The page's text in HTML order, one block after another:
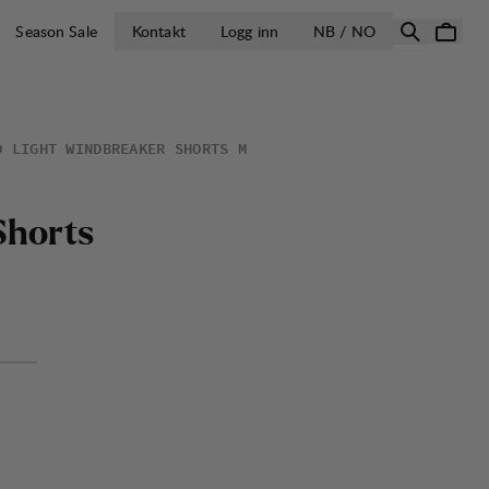
Season Sale Kontakt Logg inn NB / NOÅPNE VELG
LIGHT WINDBREAKER SHORTS M
horts